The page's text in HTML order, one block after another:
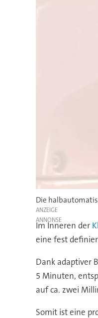
Die
ANZEIGE
Im Inneren der
eine fest
Dank adaptiver
5 Minuten,
auf ca. zwei
Somit ist eine